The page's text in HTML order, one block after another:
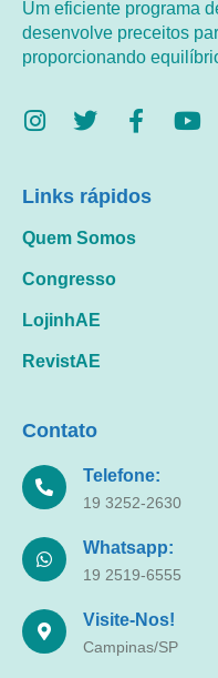
Um eficiente programa
desenvolve preceitos
proporcionando
Links rápidos
Quem Somos
Congresso
LojinhAE
RevistAE
Contato
Telefone:
19 3252-2630
Whatsapp:
19 2519-6555
Visite-Nos!
Campinas/SP